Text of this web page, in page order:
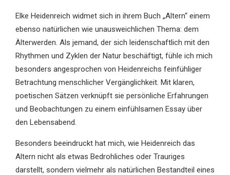
Elke Heidenreich widmet sich in ihrem Buch „Altern“ einem
ebenso natürlichen wie unausweichlichen Thema: dem
Älterwerden. Als jemand, der sich leidenschaftlich mit den
Rhythmen und Zyklen der Natur beschäftigt, fühle ich mich
besonders angesprochen von Heidenreichs feinfühliger
Betrachtung menschlicher Vergänglichkeit. Mit klaren,
poetischen Sätzen verknüpft sie persönliche Erfahrungen
und Beobachtungen zu einem einfühlsamen Essay über
den Lebensabend.
Besonders beeindruckt hat mich, wie Heidenreich das
Altern nicht als etwas Bedrohliches oder Trauriges
darstellt, sondern vielmehr als natürlichen Bestandteil eines